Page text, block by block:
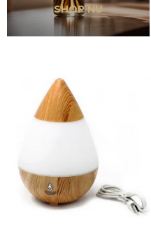
SHOP NU